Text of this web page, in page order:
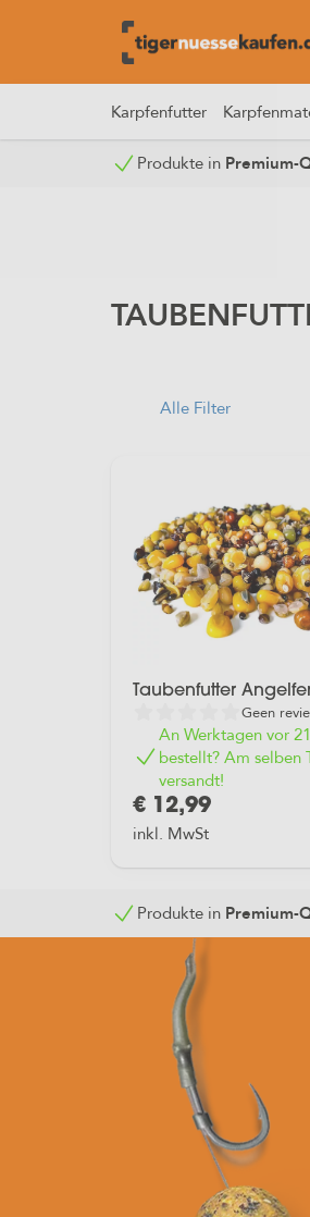
Karpfenfutter
Produkte in Premium-
Alle Filter
Taubenfutter
Geen
An Werktagen vor
bestellt? Am selben
versandt!
€ 12,99
inkl. MwSt
Produkte in Premium-